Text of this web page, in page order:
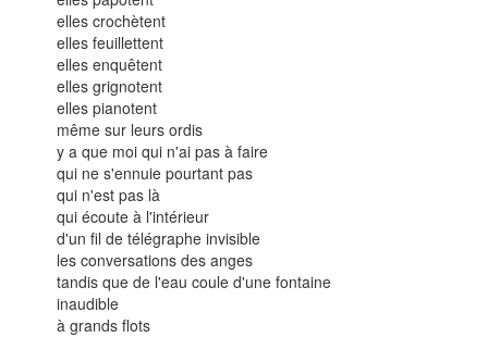
elles crochètent
elles feuillettent
elles enquêtent
elles grignotent
elles pianotent
même sur leurs ordis
y a que moi qui n'ai pas à faire
qui ne s'ennuie pourtant pas
qui n'est pas là
qui écoute à l'intérieur
d'un fil de télégraphe invisible
les conversations des anges
tandis que de l'eau coule d'une fontaine
inaudible
à grands flots